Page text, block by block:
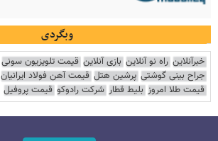
وبگردی
خبرآنلاین راه نو آنلاین بازی آنلاین قیمت تلویزیون سونی
جراح بینی گوشتی پرشین هتل قیمت آهن فولاد ایرانیان
قیمت طلا امروز بلیط قطار شرکت رادوکو قیمت پروفیل